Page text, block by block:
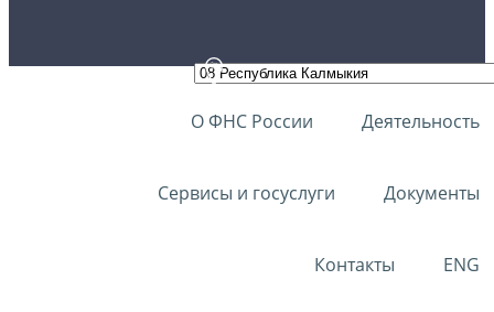
О ФНС России Деятельность
Сервисы и госуслуги Документы
Контакты ENG